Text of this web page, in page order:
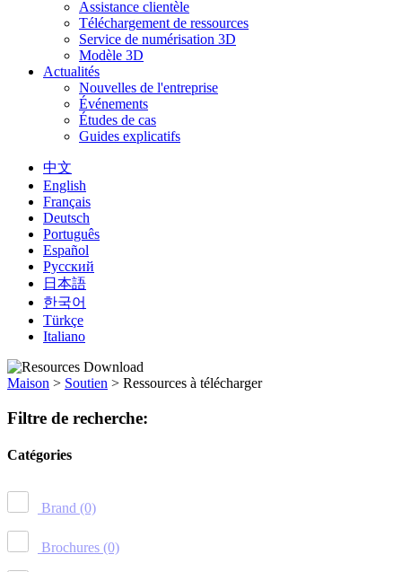
Assistance clientèle
Téléchargement de ressources
Service de numérisation 3D
Modèle 3D
Actualités
Nouvelles de l'entreprise
Événements
Études de cas
Guides explicatifs
中文
English
Français
Deutsch
Português
Español
Русский
日本語
한국어
Türkçe
Italiano
Maison > Soutien > Ressources à télécharger
Filtre de recherche:
Catégories
Brand (0)
Brochures (0)